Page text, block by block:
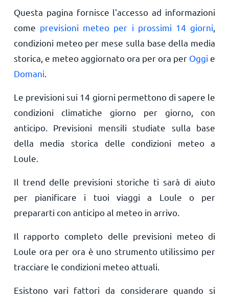
Questa pagina fornisce l'accesso ad informazioni
come previsioni meteo per i prossimi 14 giorni
condizioni meteo per mese sulla base della media
storica, e meteo aggiornato ora per ora per Oggi e
Domani
Le previsioni sui 14 giorni permettono di sapere le
condizioni climatiche giorno per giorno, con
anticipo. Previsioni mensili studiate sulla base
della media storica delle condizioni meteo a
Loule.
Il trend delle previsioni storiche ti sarà di aiuto
per pianificare i tuoi viaggi a Loule o per
prepararti con anticipo al meteo in arrivo.
Il rapporto completo delle previsioni meteo di
Loule ora per ora è uno strumento utilissimo per
tracciare le condizioni meteo attuali.
Esistono vari fattori da considerare quando si